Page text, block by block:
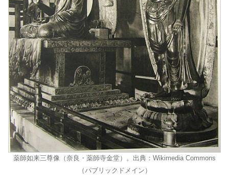
薬師如来三尊像（奈良・薬師寺金堂）。出典：Wikimedia Commons
（パブリックドメイン）